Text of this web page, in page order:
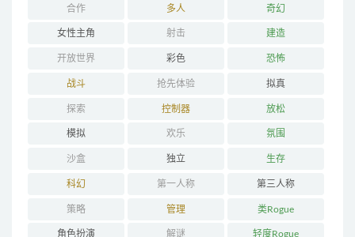
合作 多人 奇幻
女性主角 射击 建造
开放世界 彩色 恐怖
战斗 抢先体验 拟真
探索 控制器 放松
模拟 欢乐 氛围
沙盒 独立 生存
科幻 第一人称 第三人称
策略 管理 类Rogue
角色扮演 解谜 轻度Rogue